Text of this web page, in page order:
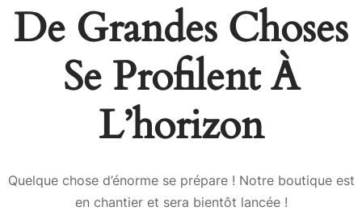
De Grandes Choses
Se Profilent À
L’horizon
Quelque chose d’énorme se prépare ! Notre boutique est
en chantier et sera bientôt lancée !